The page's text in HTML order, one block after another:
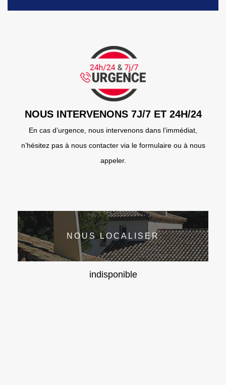
NOUS INTERVENONS 7J/7 ET 24H/24
En cas d’urgence, nous intervenons dans l’immédiat,
n’hésitez pas à nous contacter via le formulaire ou à nous
appeler.
NOUS LOCALISER
indisponible